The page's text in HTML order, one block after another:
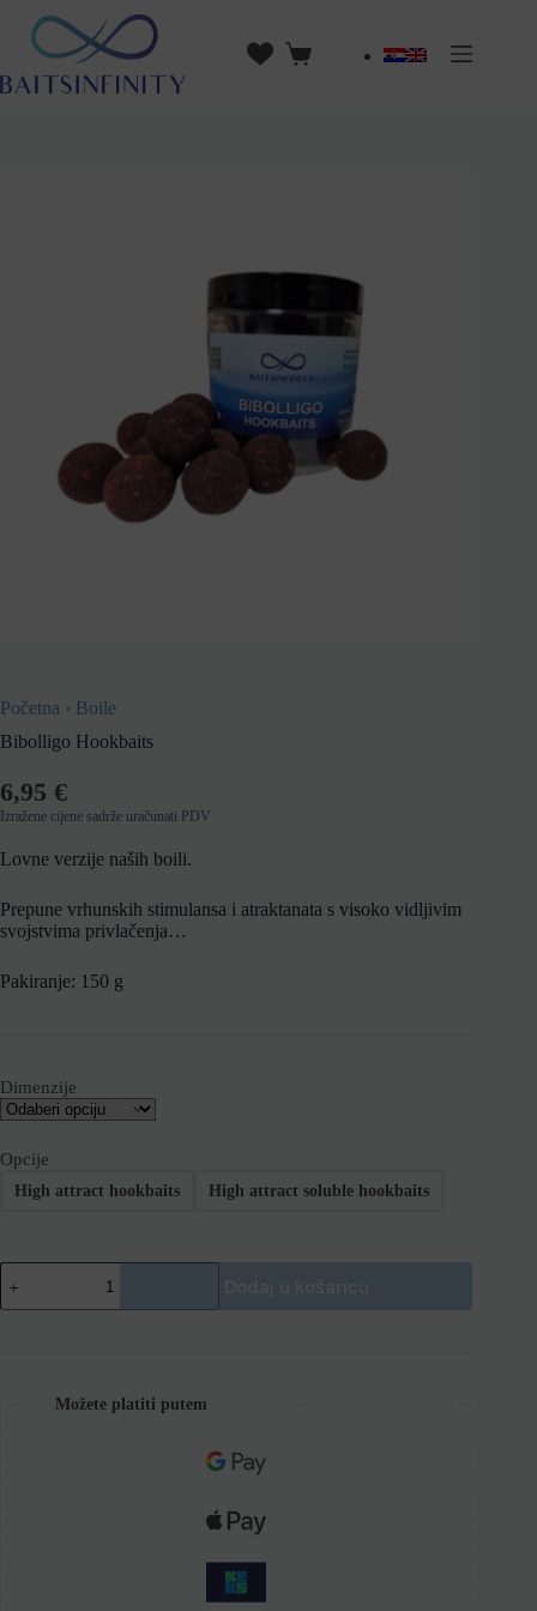
Početna › Boile
Bibolligo Hookbaits
6,95 €
Izražene cijene sadrže uračunati PDV
Lovne verzije naših boili.
Prepune vrhunskih stimulansa i atraktanata s visoko vidljivim
svojstvima privlačenja…
Pakiranje: 150 g
Dimenzije
Opcije
High attract hookbaits High attract soluble hookbaits
Možete platiti putem